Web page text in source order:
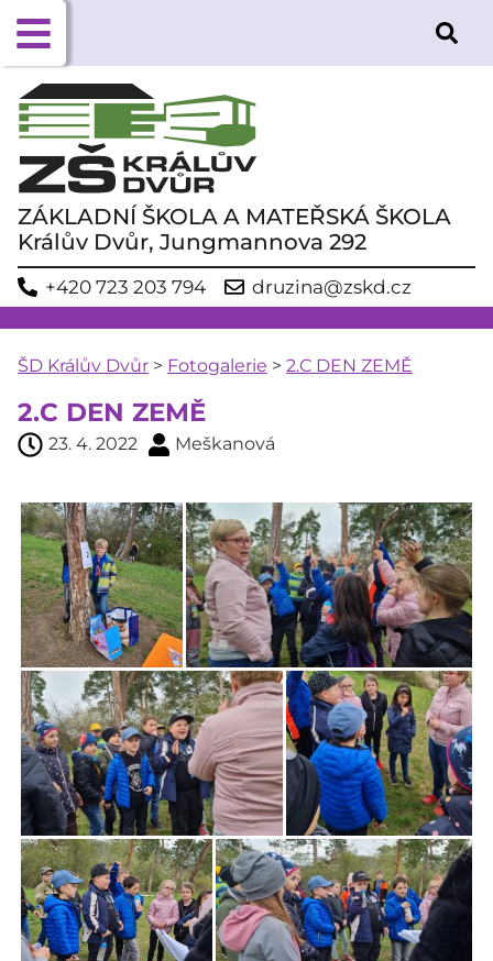
ZÁKLADNÍ ŠKOLA A MATEŘSKÁ ŠKOLA
Králův Dvůr, Jungmannova 292
+420 723 203 794 druzina@zskd.cz
ŠD Králův Dvůr > Fotogalerie > 2.C DEN ZEMĚ
2.C DEN ZEMĚ
23. 4. 2022 Meškanová